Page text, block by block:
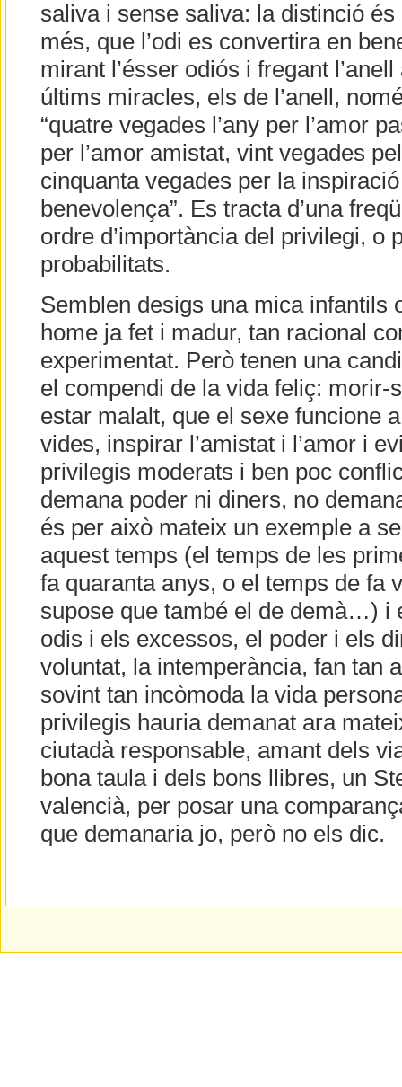
saliva i sense saliva: la distinció
més, que l’odi es convertira en
mirant l’ésser odiós i fregant
últims miracles, els de l’anell,
“quatre vegades l’any per l’amor
per l’amor amistat, vint vegades
cinquanta vegades per la
benevolença”. Es tracta d’una
ordre d’importància del privilegi, o
probabilitats.
Semblen desigs una mica infantils
home ja fet i madur, tan racional
experimentat. Però tenen una
el compendi de la vida feliç: morir-
estar malalt, que el sexe funcione
vides, inspirar l’amistat i l’amor i
privilegis moderats i ben poc
demana poder ni diners, no
és per això mateix un exemple a
aquest temps (el temps de les
fa quaranta anys, o el temps de fa
supose que també el de demà…) i
odis i els excessos, el poder i els
voluntat, la intemperància, fan tan
sovint tan incòmoda la vida
privilegis hauria demanat ara
ciutadà responsable, amant dels
bona taula i dels bons llibres, un
valencià, per posar una
que demanaria jo, però no els dic.